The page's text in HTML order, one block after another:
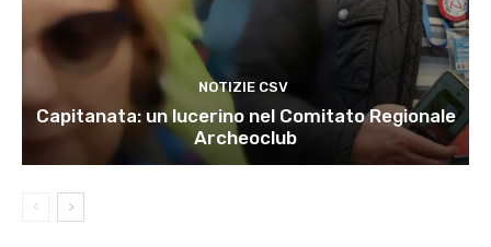
NOTIZIE CSV
Capitanata: un lucerino nel Comitato Regionale
Archeoclub